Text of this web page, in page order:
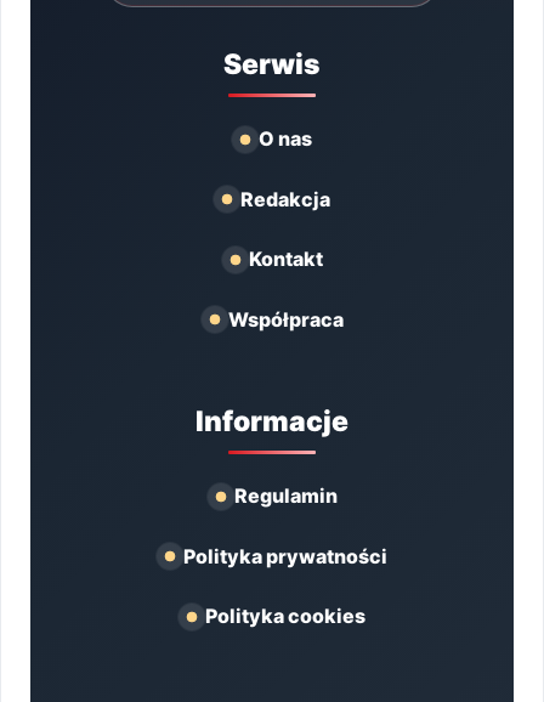
Serwis
O nas
Redakcja
Kontakt
Współpraca
Informacje
Regulamin
Polityka prywatności
Polityka cookies